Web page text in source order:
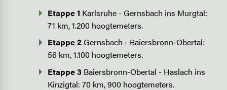
Etappe 1 Karlsruhe - Gernsbach ins Murgtal:
71 km, 1.200 hoogtemeters.
Etappe 2Gernsbach - Baiersbronn-Obertal:
56 km, 1.100 hoogtemeters.
Etappe 3 Baiersbronn-Obertal - Haslach ins
Kinzigtal: 70 km, 900 hoogtemeters.